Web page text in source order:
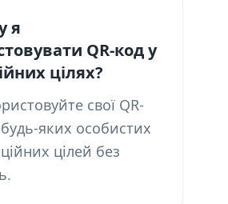
я
QR-код у
цілях?
свої QR-
яких особистих
цілей без